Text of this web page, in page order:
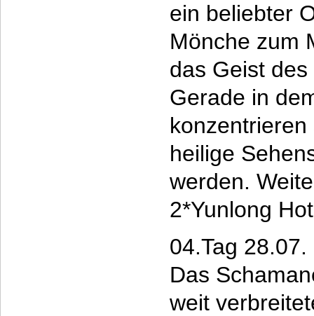
ein beliebter
Mönche zum
das Geist
Gerade in
heilige
werden.
2*Yunlong
04.Tag
Das
weit